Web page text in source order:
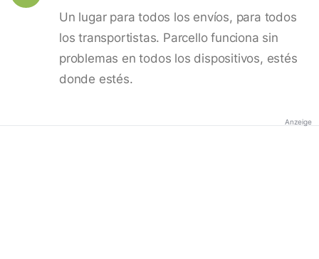
Un lugar para todos los envíos, para todos
los transportistas. Parcello funciona sin
problemas en todos los dispositivos, estés
donde estés.
Anzeige